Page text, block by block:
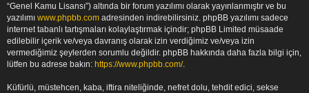
“Genel Kamu Lisansı”) altında bir forum yazılımı olarak yayınlanmıştır ve bu
yazılımı www.phpbb.com adresinden indirebilirsiniz. phpBB yazılımı sadece
internet tabanlı tartışmaları kolaylaştırmak içindir; phpBB Limited müsaade
edilebilir içerik ve/veya davranış olarak izin verdiğimiz ve/veya izin
vermediğimiz şeylerden sorumlu değildir. phpBB hakkında daha fazla bilgi için,
lütfen bu adrese bakın: https://www.phpbb.com/.
Küfürlü, müstehcen, kaba, iftira niteliğinde, nefret dolu, tehdit edici, sekse